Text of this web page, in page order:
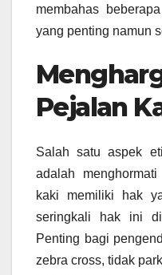
membahas
yang penting namun
Pejalan
Salah satu aspek
adalah
kaki memiliki hak
seringkali hak ini
Penting bagi
zebra cross, tidak